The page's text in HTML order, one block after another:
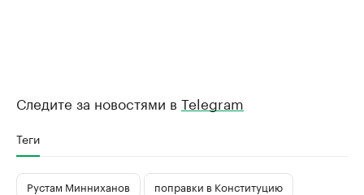
Следите за новостями в Telegram
Теги
Рустам Минниханов
поправки в Конституцию